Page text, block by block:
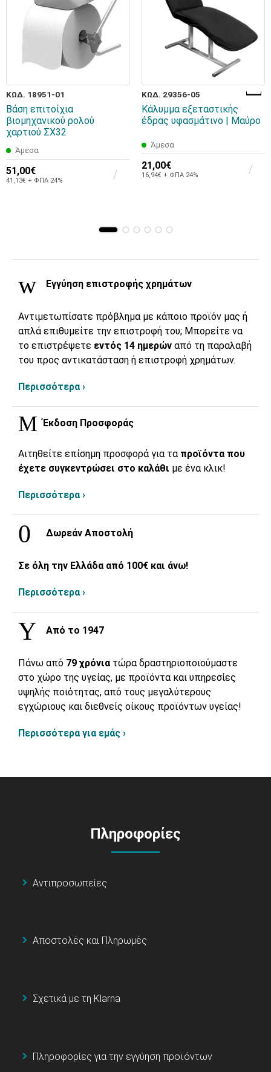
ΚΩΔ. 18951-01
Βάση επιτοίχια
βιομηχανικού ρολού
χαρτιού ΣΧ32
Άμεσα
51,00€
41,13€ + ΦΠΑ 24%
ΚΩΔ. 29356-05
Κάλυμμα εξεταστικής
έδρας υφασμάτινο | Μαύρο
Άμεσα
21,00€
16,94€ + ΦΠΑ 24%
Εγγύηση επιστροφής χρημάτων
Αντιμετωπίσατε πρόβλημα με κάποιο προϊόν μας ή
απλά επιθυμείτε την επιστροφή του; Μπορείτε να
το επιστρέψετε εντός 14 ημερών από τη παραλαβή
του προς αντικατάσταση ή επιστροφή χρημάτων.
Περισσότερα ›
Έκδοση Προσφοράς
Αιτηθείτε επίσημη προσφορά για τα προϊόντα που
έχετε συγκεντρώσει στο καλάθι με ένα κλικ!
Περισσότερα ›
Δωρεάν Αποστολή
Σε όλη την Ελλάδα από 100€ και άνω!
Περισσότερα ›
Από το 1947
Πάνω από 79 χρόνια τώρα δραστηριοποιούμαστε
στο χώρο της υγείας, με προϊόντα και υπηρεσίες
υψηλής ποιότητας, από τους μεγαλύτερους
εγχώριους και διεθνείς οίκους προϊόντων υγείας!
Περισσότερα για εμάς ›
Πληροφορίες
Αντιπροσωπείες
Αποστολές και Πληρωμές
Σχετικά με τη Klarna
Πληροφορίες για την εγγύηση προϊόντων